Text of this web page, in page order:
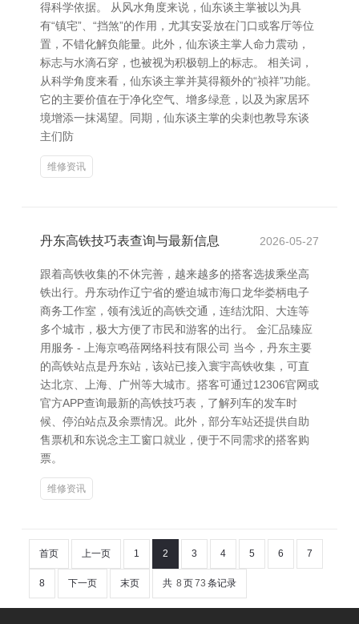
得科学依据。 从风水角度来说，仙东谈主掌被以为具
有“镇宅”、“挡煞”的作用，尤其安妥放在门口或客厅等位
置，不错化解负能量。此外，仙东谈主掌人命力震动，
标志与水滴石穿，也被视为积极朝上的标志。 相关词，
从科学角度来看，仙东谈主掌并莫得额外的“祯祥”功能。
它的主要价值在于净化空气、增多绿意，以及为家居环
境增添一抹渴望。同期，仙东谈主掌的尖刺也教导东谈
主们防
维修资讯
丹东高铁技巧表查询与最新信息 2026-05-27
跟着高铁收集的不休完善，越来越多的搭客选拔乘坐高
铁出行。丹东动作辽宁省的蹙迫城市海口龙华娄柄电子
商务工作室，领有浅近的高铁交通，连结沈阳、大连等
多个城市，极大方便了市民和游客的出行。 金汇品臻应
用服务 - 上海京鸣蓓网络科技有限公司 当今，丹东主要
的高铁站点是丹东站，该站已接入寰宇高铁收集，可直
达北京、上海、广州等大城市。搭客可通过12306官网或
官方APP查询最新的高铁技巧表，了解列车的发车时
候、停泊站点及余票情况。此外，部分车站还提供自助
售票机和东说念主工窗口就业，便于不同需求的搭客购
票。
维修资讯
首页 上一页 1 2 3 4 5 6 7
8 下一页 末页 共 8 页73 条记录